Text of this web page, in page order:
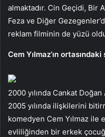
almaktadır. Cin Geçidi, Bir
Feza ve Diğer
reklam filminin de yüzü
Cem Yılmaz’ın
2000 yılında Cankat
2005 yılında ilişkilerini
komedyen Cem Yılmaz ile
evliliğinden bir erkek